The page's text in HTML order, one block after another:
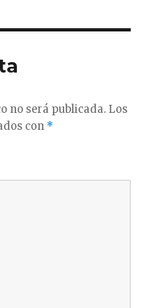
no será publicada. Los
con *